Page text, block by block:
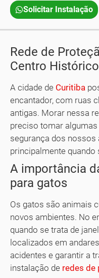
Solicitar Instalação
Rede de
Centro
A cidade de Curitiba
encantador, com ruas
antigas. Morar nessa
preciso tomar
segurança dos nossos
principalmente quando
A importância
para gatos
Os gatos são animais
novos ambientes. No
quando se trata de
localizados em
acidentes e garantir a
instalação de redes de